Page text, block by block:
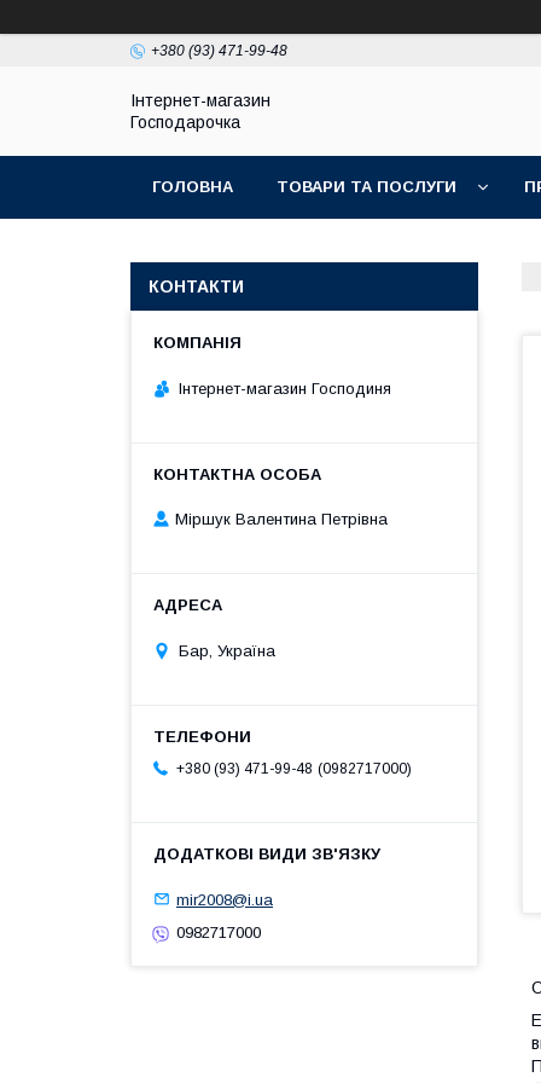
+380 (93) 471-99-48
Інтернет-магазин
Господарочка
ГОЛОВНА ТОВАРИ ТА ПОСЛУГИ
КОНТАКТИ
Інтернет-магазин Господиня
Міршук Валентина Петрівна
Бар, Україна
+380 (93) 471-99-48 0982717000
mir2008@i.ua
0982717000